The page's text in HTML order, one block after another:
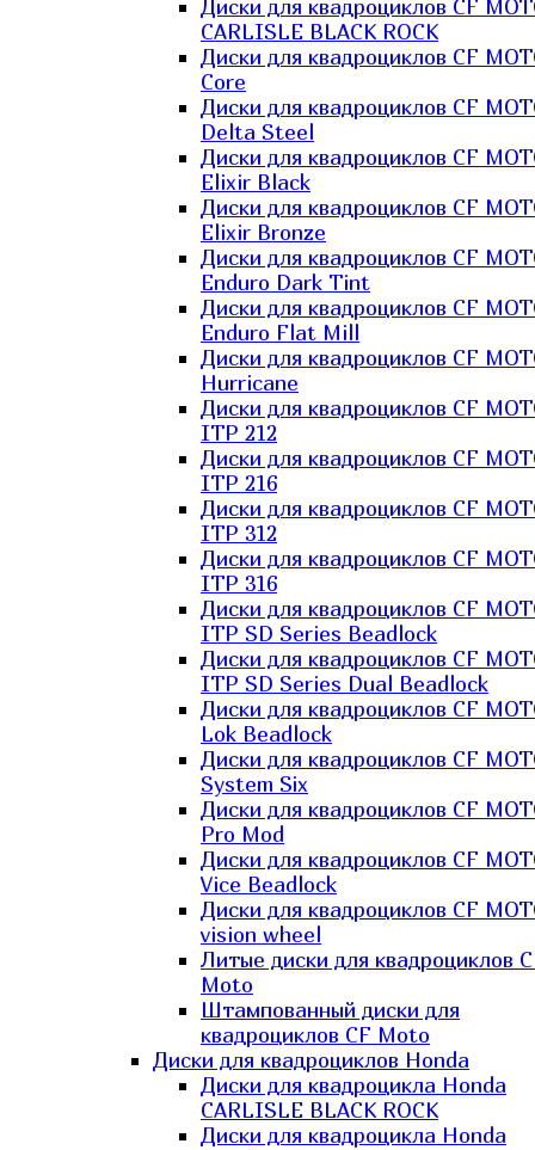
Диски для квадроциклов CF
CARLISLE BLACK ROCK
Диски для квадроциклов CF
Core
Диски для квадроциклов CF
Delta Steel
Диски для квадроциклов CF
Elixir Black
Диски для квадроциклов CF
Elixir Bronze
Диски для квадроциклов CF
Enduro Dark Tint
Диски для квадроциклов CF
Enduro Flat Mill
Диски для квадроциклов CF
Hurricane
Диски для квадроциклов CF
ITP 212
Диски для квадроциклов CF
ITP 216
Диски для квадроциклов CF
ITP 312
Диски для квадроциклов CF
ITP 316
Диски для квадроциклов CF
ITP SD Series Beadlock
Диски для квадроциклов CF
ITP SD Series Dual Beadlock
Диски для квадроциклов CF
Lok Beadlock
Диски для квадроциклов CF
System Six
Диски для квадроциклов CF
Pro Mod
Диски для квадроциклов CF
Vice Beadlock
Диски для квадроциклов CF
vision wheel
Литые диски для квадроциклов
Moto
Штампованный диски для
квадроциклов CF Moto
Диски для квадроциклов Honda
Диски для квадроцикла Honda
CARLISLE BLACK ROCK
Диски для квадроцикла Honda